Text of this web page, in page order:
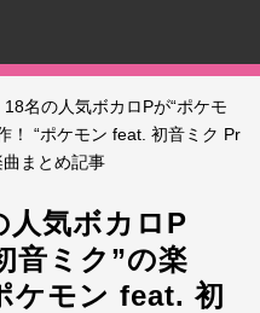
18名の人気ボカロPが“ポケモ
！ “ポケモン feat. 初音ミク Pr
まとめ記事
人気ボカロP
音ミク”の楽
ケモン feat. 初